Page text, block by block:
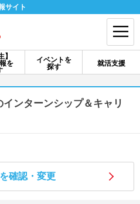
サイト
】
を
イベントを
探す
就活支援
ログイン
会員ID・パスワードを忘れた方はこちら
会を探す
インターンを探す
ンターンシップ＆キャリ
確認・変更